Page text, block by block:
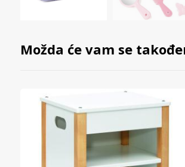
Možda će vam se